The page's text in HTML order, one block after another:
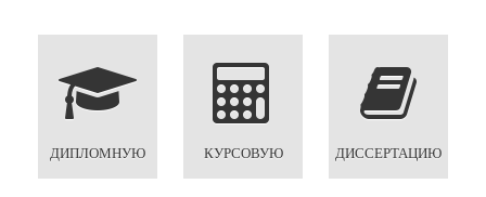
ДИПЛОМНУЮ КУРСОВУЮ ДИССЕРТАЦИЮ